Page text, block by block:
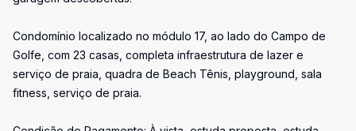
Condomínio localizado no módulo 17, ao lado do Campo de
Golfe, com 23 casas, completa infraestrutura de lazer e
serviço de praia, quadra de Beach Tênis, playground, sala
fitness, serviço de praia.